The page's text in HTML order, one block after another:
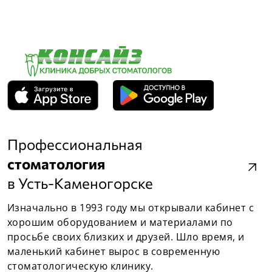
Профессиональная
стоматология
в Усть-Каменогорске
arrow_outward
Изначально в 1993 году мы открывали кабинет с
хорошим оборудованием и материалами по
просьбе своих близких и друзей. Шло время, и
маленький кабинет вырос в современную
стоматологическую клинику.